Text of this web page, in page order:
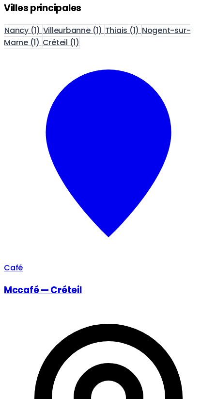
Villes principales
Nancy (1) Villeurbanne (1) Thiais (1) Nogent-sur-
Marne (1) Créteil (1)
Café
Mccafé — Créteil